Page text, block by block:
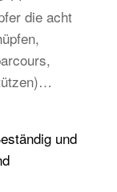
die acht
beim
und